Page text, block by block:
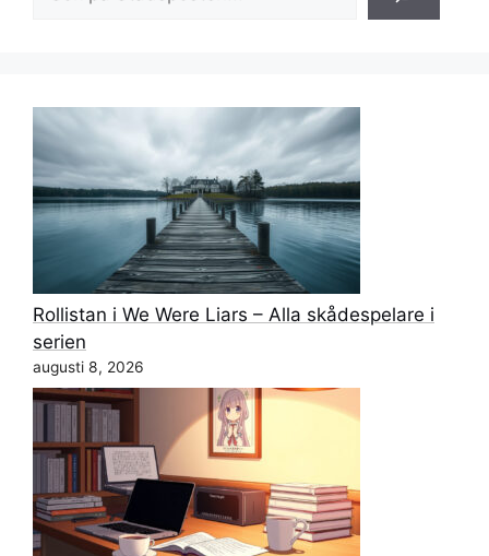
Rollistan i We Were Liars – Alla skådespelare i
serien
augusti 8, 2026